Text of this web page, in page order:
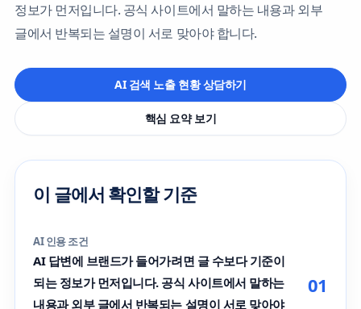
정보가 먼저입니다. 공식 사이트에서 말하는 내용과 외부
글에서 반복되는 설명이 서로 맞아야 합니다.
AI 검색 노출 현황 상담하기
핵심 요약 보기
이 글에서 확인할 기준
AI 인용 조건
AI 답변에 브랜드가 들어가려면 글 수보다 기준이
되는 정보가 먼저입니다. 공식 사이트에서 말하는
내용과 외부 글에서 반복되는 설명이 서로 맞아야
01